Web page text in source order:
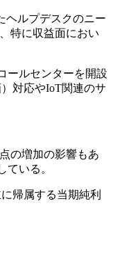
ヘルプデスクのニー
特に収益面におい
ールセンターを開設
対応やIoT関連のサ
の増加の影響もあ
いる。
帰属する当期純利